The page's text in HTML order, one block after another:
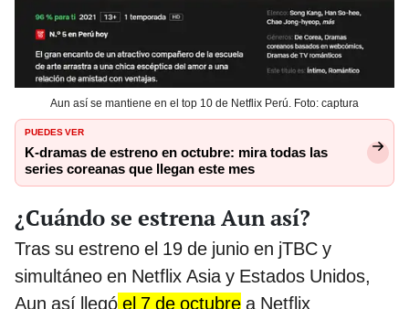
Aun así se mantiene en el top 10 de Netflix Perú. Foto: captura
PUEDES VER
K-dramas de estreno en octubre: mira todas las
series coreanas que llegan este mes
¿Cuándo se estrena Aun así?
Tras su estreno el 19 de junio en jTBC y
simultáneo en Netflix Asia y Estados Unidos,
Aun así llegó el 7 de octubre a Netflix